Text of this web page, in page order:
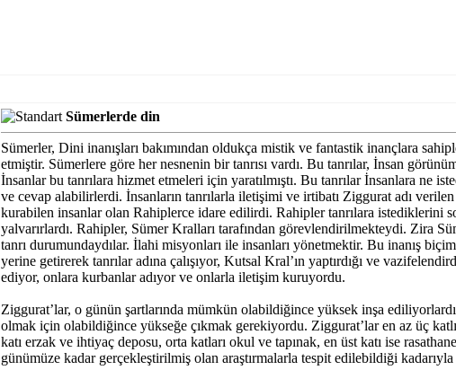
Sümerlerde din
Sümerler, Dini inanışları bakımından oldukça mistik ve fantastik inançlara
etmiştir. Sümerlere göre her nesnenin bir tanrısı vardı. Bu tanrılar, İnsan
İnsanlar bu tanrılara hizmet etmeleri için yaratılmıştı. Bu tanrılar İnsanlara ne
ve cevap alabilirlerdi. İnsanların tanrılarla iletişimi ve irtibatı Ziggurat adı verilen
kurabilen insanlar olan Rahiplerce idare edilirdi. Rahipler tanrılara istediklerini
yalvarırlardı. Rahipler, Sümer Kralları tarafından görevlendirilmekteydi. Zira
tanrı durumundaydılar. İlahi misyonları ile insanları yönetmektir. Bu inanış
yerine getirerek tanrılar adına çalışıyor, Kutsal Kral’ın yaptırdığı ve
ediyor, onlara kurbanlar adıyor ve onlarla iletişim kuruyordu.
Ziggurat’lar, o günün şartlarında mümkün olabildiğince yüksek inşa
olmak için olabildiğince yükseğe çıkmak gerekiyordu. Ziggurat’lar en az üç
katı erzak ve ihtiyaç deposu, orta katları okul ve tapınak, en üst katı ise
günümüze kadar gerçekleştirilmiş olan araştırmalarla tespit edilebildiği